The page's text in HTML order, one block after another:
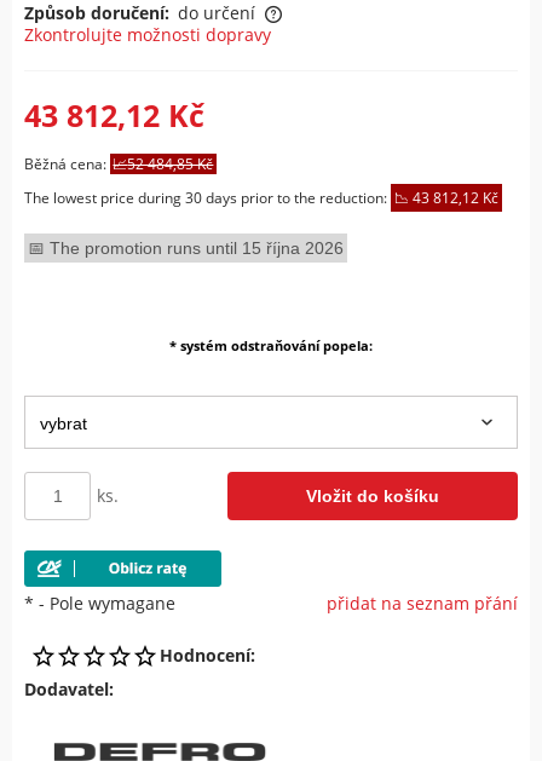
Způsob doručení: do určení
Cena nezahrnuje případné náklady na platbu.
Zkontrolujte možnosti dopravy
43 812,12 Kč
Běžná cena:
52 484,85 Kč
The lowest price during 30 days prior to the reduction:
43 812,12 Kč
The promotion runs until 15 října 2026
* systém odstraňování popela:
ks. Vložit do košíku
přidat na seznam přání
* - Pole wymagane
Hodnocení:
Dodavatel: